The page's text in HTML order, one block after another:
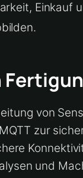
von
zur
und